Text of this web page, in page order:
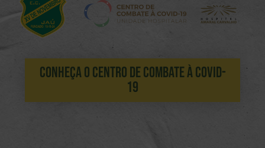
Conheça O Centro De Combate À Covid-
19